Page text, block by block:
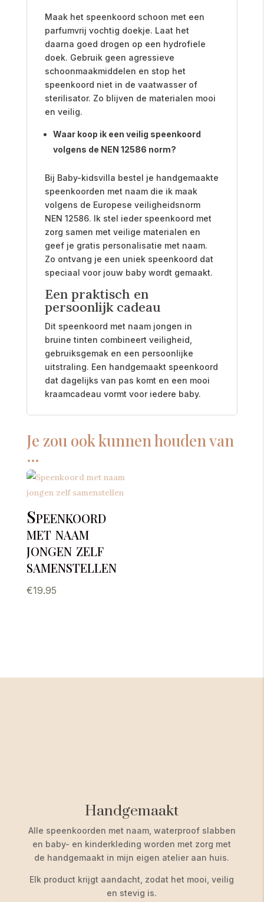
Maak het speenkoord schoon met een
parfumvrij vochtig doekje. Laat het
daarna goed drogen op een hydrofiele
doek. Gebruik geen agressieve
schoonmaakmiddelen en stop het
speenkoord niet in de vaatwasser of
sterilisator. Zo blijven de materialen mooi
en veilig.
Waar koop ik een veilig speenkoord
volgens de NEN 12586 norm?
Bij Baby-kidsvilla bestel je handgemaakte
speenkoorden met naam die ik maak
volgens de Europese veiligheidsnorm
NEN 12586. Ik stel ieder speenkoord met
zorg samen met veilige materialen en
geef je gratis personalisatie met naam.
Zo ontvang je een uniek speenkoord dat
speciaal voor jouw baby wordt gemaakt.
Een praktisch en
persoonlijk cadeau
Dit speenkoord met naam jongen in
bruine tinten combineert veiligheid,
gebruiksgemak en een persoonlijke
uitstraling. Een handgemaakt speenkoord
dat dagelijks van pas komt en een mooi
kraamcadeau vormt voor iedere baby.
Je zou ook kunnen houden van
…
Speenkoord
met naam
jongen zelf
samenstellen
€19.95
Handgemaakt
Alle speenkoorden met naam, waterproof slabben
en baby- en kinderkleding worden met zorg met
de handgemaakt in mijn eigen atelier aan huis.
Elk product krijgt aandacht, zodat het mooi, veilig
en stevig is.